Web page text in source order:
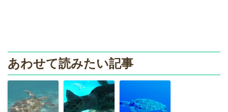
あわせて読みたい記事